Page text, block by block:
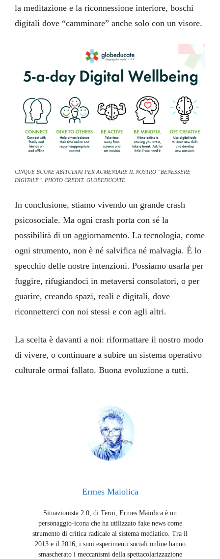
la meditazione e la riconnessione interiore, boschi
digitali dove “camminare” anche solo con un visore.
CINQUE BUONE ABITUDINI PER AUMENTARE IL NOSTRO “BENESSERE
DIGITALE”. PHOTO CREDIT: GLOBEDUCATE.
In conclusione, stiamo vivendo un grande crash
psicosociale. Ma ogni crash porta con sé la
possibilità di un aggiornamento. La tecnologia, come
ogni strumento, non è né salvifica né malvagia. È lo
specchio delle nostre intenzioni. Possiamo usarla per
fuggire, rifugiandoci in metaversi consolatori, o per
guarire, creando spazi, reali e digitali, dove
riconnetterci con noi stessi e con agli altri.
La scelta è davanti a noi: riformattare il nostro modo
di vivere, o continuare a subire un sistema operativo
culturale ormai fallato.Buona evoluzione a tutti.
Ermes Maiolica
Situazionista 2.0, di Terni, Ermes Maiolica è un
personaggio-icona che ha utilizzato fake news come
strumento di critica radicale al sistema mediatico. Tra il
2013 e il 2016, i suoi esperimenti sociali online hanno
smascherato i meccanismi della spettacolarizzazione